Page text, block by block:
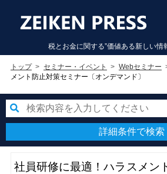
税とお金に関する”価値ある新しい情
トップ セミナー・イベント Webセミナー
メント防止対策セミナー〔オンデマンド〕
詳細条件で検索
社員研修に最適！ハラスメン